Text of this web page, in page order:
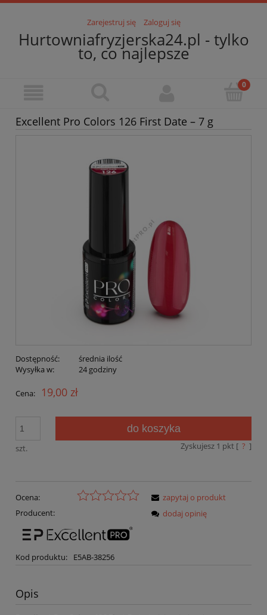
Zarejestruj się Zaloguj się
Hurtowniafryzjerska24.pl - tylko
to, co najlepsze
Excellent Pro Colors 126 First Date – 7 g
Dostępność:
średnia ilość
Wysyłka w:
24 godziny
Cena: 19,00 zł
szt.
do koszyka
Zyskujesz 1 pkt [ ? ]
Ocena:
Producent:
Kod produktu: E5AB-38256
zapytaj o produkt
dodaj opinię
Opis